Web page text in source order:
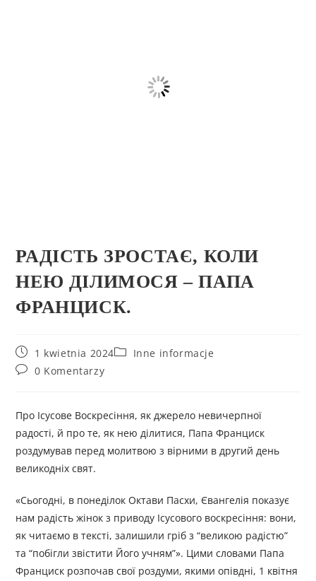
РАДІСТЬ ЗРОСТАЄ, КОЛИ
НЕЮ ДІЛИМОСЯ – ПАПА
ФРАНЦИСК.
1 kwietnia 2024
Inne informacje
0 Komentarzy
Про Ісусове Воскресіння, як джерело невичерпної
радості, й про те, як нею ділитися, Папа Франциск
роздумував перед молитвою з вірними в другий день
великодніх свят.
«Сьогодні, в понеділок Октави Пасхи, Євангелія показує
нам радість жінок з приводу Ісусового воскресіння: вони,
як читаємо в тексті, залишили гріб з “великою радістю”
та “побігли звістити Його учням”». Цими словами Папа
Франциск розпочав свої роздуми, якими опівдні, 1 квітня